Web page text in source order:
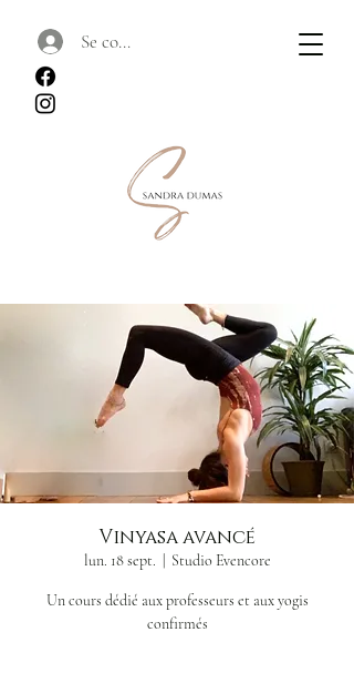
Se connecter
Vinyasa avancé
lun. 18 sept. Studio Evencore
Un cours dédié aux professeurs et aux yogis
confirmés